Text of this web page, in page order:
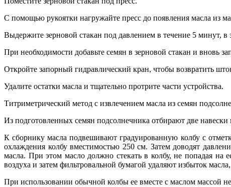
С помощью рукоятки нагружайте пресс до появления масла из
Выдержите зерновой стакан под давлением в течение 5 минут, в
При необходимости добавьте семян в зерновой стакан и вновь
Откройте запорный гидравлический кран, чтобы возвратить
Удалите остатки масла и тщательно протрите части устройства.
Титриметрический метод с извлечением масла из семян
Из подготовленных семян подсолнечника отбирают две
К сборнику масла подвешивают градуированную колбу с
охлаждения колбу вместимостью 250 см. Затем доводят
масла. При этом масло должно стекать в колбу, не попадая
воздуха и затем фильтровальной бумагой удаляют избыток
При использовании обычной колбы ее вместе с маслом массой